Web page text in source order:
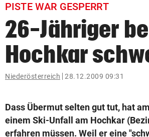
bookmark
search
Suchbegriff
eingeben
© Krone Multimedia GmbH & Co KG 2026
Muthgasse 2, 1190 Wien
PISTE WAR GESPERRT
26-Jähriger
Hochkar
Niederösterreich 28.12.2009 09:31
Dass Übermut selten gut tut, hat
einem Ski-Unfall am Hochkar
erfahren müssen. Weil er eine